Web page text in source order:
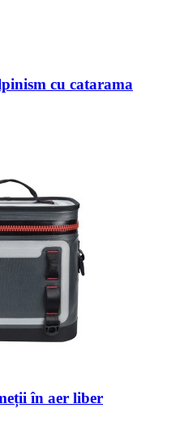
cu catarama
în aer liber